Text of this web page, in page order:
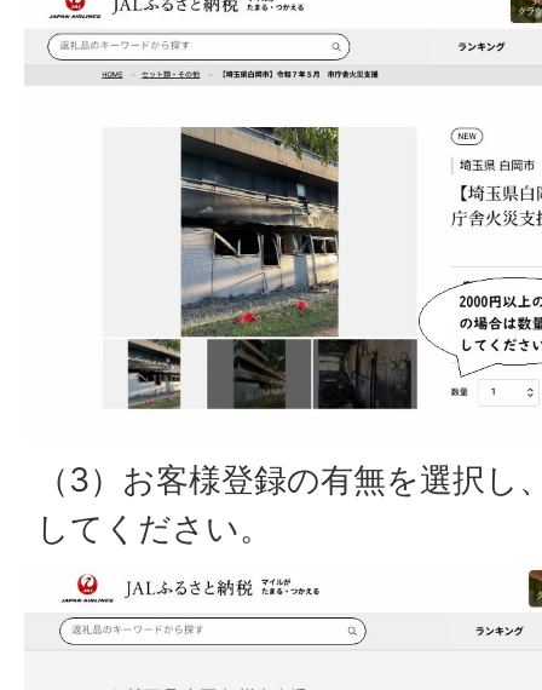
（3）お客様登録の有無を選択
してください。